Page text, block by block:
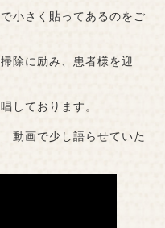
小さく貼ってあるのをご
除に励み、患者様を迎
しております。
画で少し語らせていた